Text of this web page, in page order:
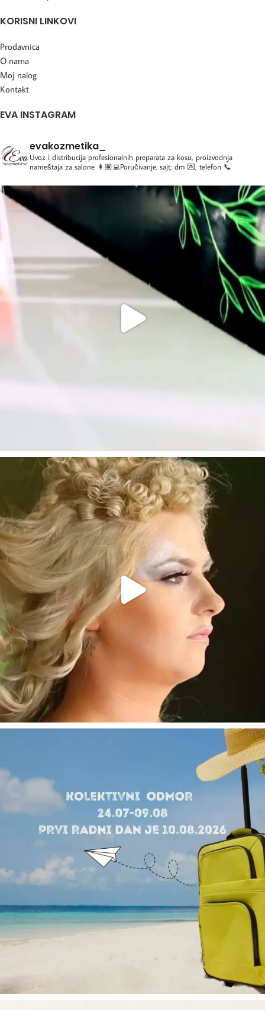
KORISNI LINKOVI
Prodavnica
O nama
Moj nalog
Kontakt
EVA INSTAGRAM
evakozmetika_
Uvoz i distribucija profesionalnih preparata za kosu, proizvodnja
nameštaja za salone 👩🏽‍💻Poručivanje: sajt; dm 💌; telefon 📞